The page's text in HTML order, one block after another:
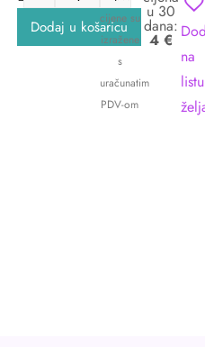
Dodaj u košaricu
cijene su
izražene
s
uračunatim
PDV-om
u 30
dana:
4 €
na
listu